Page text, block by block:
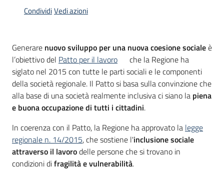
Servizi
Leggi
Atti
Bandi
Programmi
Progetti
CondividiVedi azioni
Generare nuovo sviluppo per una nuova coesione socialeè
l’obiettivo del Patto per il lavoro
che la Regione ha
siglato nel 2015 con tutte le parti sociali e le componenti
della società regionale. Il Patto si basa sulla convinzione che
alla base di una società realmente inclusiva ci siano la piena
e buona occupazione di tutti i cittadini.
In coerenza con il Patto, la Regione ha approvato la legge
regionale n. 14/2015, che sostiene l'inclusione sociale
attraverso il lavorodelle persone che si trovano in
condizioni difragilità e vulnerabilità.